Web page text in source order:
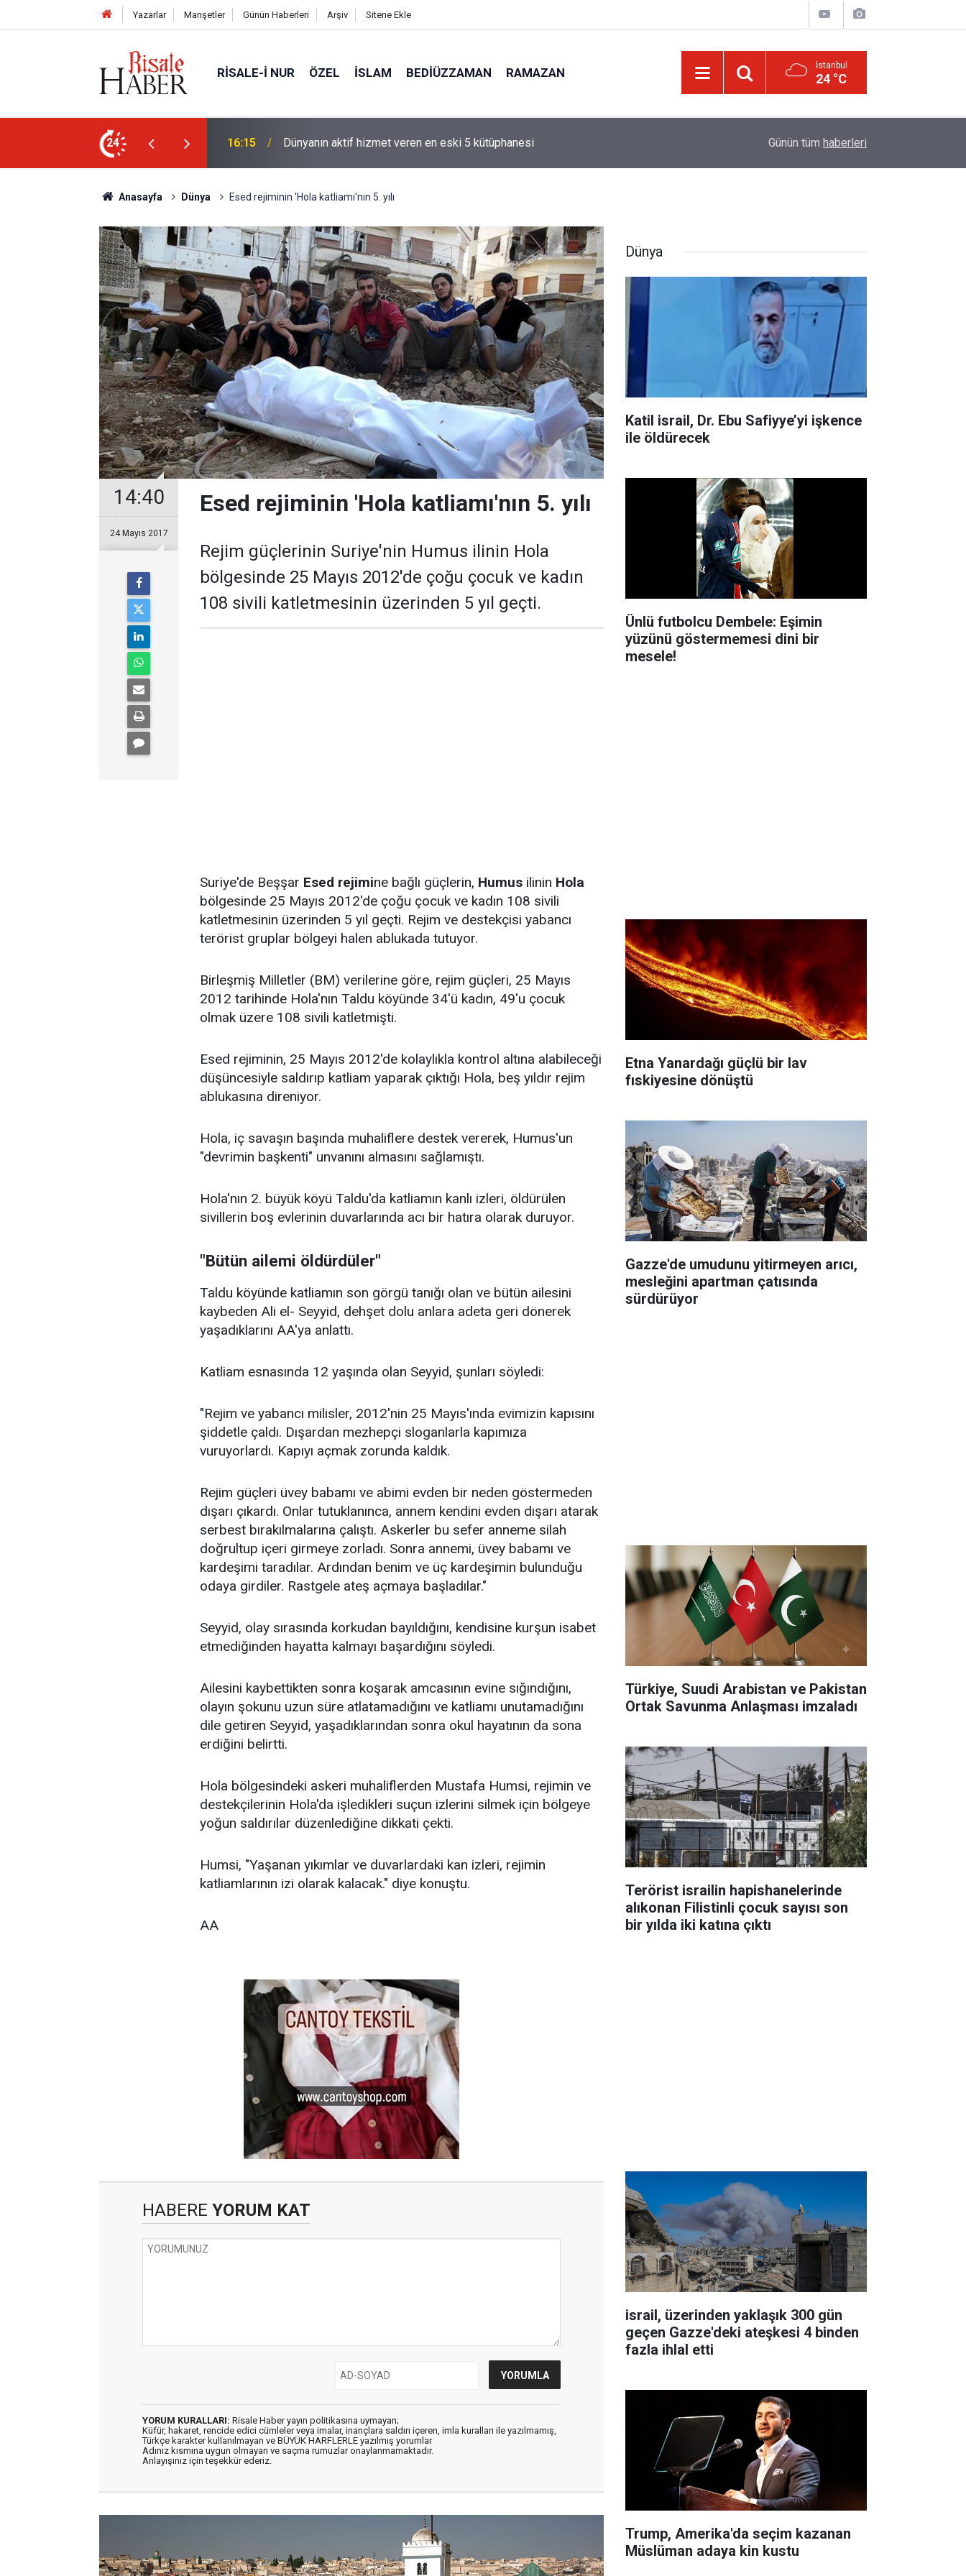
Yazarlar Manşetler Günün Haberleri Arşiv Sitene Ekle
RISALE-I NUR ÖZEL İSLAM BEDIÜZZAMAN RAMAZAN İstanbul
24 °C
24 14:30 'Hz. Muhammed denizci miydi' sorusu üzerine Müslüman oldu Bilim insanlarından hafıza keşfi: Unutulan
Günün tüm haberleri
Anasayfa Dünya Esed rejiminin 'Hola katliamı'nın 5. yılı
14:40
24 Mayıs 2017
Esed rejiminin 'Hola katliamı'nın 5. yılı
Rejim güçlerinin Suriye'nin Humus ilinin Hola
bölgesinde 25 Mayıs 2012'de çoğu çocuk ve kadın
108 sivili katletmesinin üzerinden 5 yıl geçti.
Suriye'de Beşşar Esed rejimine bağlı güçlerin, Humus ilinin Hola
bölgesinde 25 Mayıs 2012'de çoğu çocuk ve kadın 108 sivili
katletmesinin üzerinden 5 yıl geçti. Rejim ve destekçisi yabancı
terörist gruplar bölgeyi halen ablukada tutuyor.
Birleşmiş Milletler (BM) verilerine göre, rejim güçleri, 25 Mayıs
2012 tarihinde Hola'nın Taldu köyünde 34'ü kadın, 49'u çocuk
olmak üzere 108 sivili katletmişti.
Esed rejiminin, 25 Mayıs 2012'de kolaylıkla kontrol altına alabileceği
düşüncesiyle saldırıp katliam yaparak çıktığı Hola, beş yıldır rejim
ablukasına direniyor.
Hola, iç savaşın başında muhaliflere destek vererek, Humus'un
"devrimin başkenti" unvanını almasını sağlamıştı.
Hola'nın 2. büyük köyü Taldu'da katliamın kanlı izleri, öldürülen
sivillerin boş evlerinin duvarlarında acı bir hatıra olarak duruyor.
"Bütün ailemi öldürdüler"
Taldu köyünde katliamın son görgü tanığı olan ve bütün ailesini
kaybeden Ali el- Seyyid, dehşet dolu anlara adeta geri dönerek
yaşadıklarını AA'ya anlattı.
Katliam esnasında 12 yaşında olan Seyyid, şunları söyledi:
"Rejim ve yabancı milisler, 2012'nin 25 Mayıs'ında evimizin kapısını
şiddetle çaldı. Dışardan mezhepçi sloganlarla kapımıza
vuruyorlardı. Kapıyı açmak zorunda kaldık.
Rejim güçleri üvey babamı ve abimi evden bir neden göstermeden
dışarı çıkardı. Onlar tutuklanınca, annem kendini evden dışarı atarak
serbest bırakılmalarına çalıştı. Askerler bu sefer anneme silah
doğrultup içeri girmeye zorladı. Sonra annemi, üvey babamı ve
kardeşimi taradılar. Ardından benim ve üç kardeşimin bulunduğu
odaya girdiler. Rastgele ateş açmaya başladılar."
Seyyid, olay sırasında korkudan bayıldığını, kendisine kurşun isabet
etmediğinden hayatta kalmayı başardığını söyledi.
Ailesini kaybettikten sonra koşarak amcasının evine sığındığını,
olayın şokunu uzun süre atlatamadığını ve katliamı unutamadığını
dile getiren Seyyid, yaşadıklarından sonra okul hayatının da sona
erdiğini belirtti.
Hola bölgesindeki askeri muhaliflerden Mustafa Humsi, rejimin ve
destekçilerinin Hola'da işledikleri suçun izlerini silmek için bölgeye
yoğun saldırılar düzenlediğine dikkati çekti.
Humsi, "Yaşanan yıkımlar ve duvarlardaki kan izleri, rejimin
katliamlarının izi olarak kalacak." diye konuştu.
AA
HABERE YORUM KAT
YORUM KURALLARI: Risale Haber yayın politikasına uymayan;
Küfür, hakaret, rencide edici cümleler veya imalar, inançlara saldırı içeren, imla kuralları ile yazılmamış,
Türkçe karakter kullanılmayan ve BÜYÜK HARFLERLE yazılmış yorumlar
Adınız kısmına uygun olmayan ve saçma rumuzlar onaylanmamaktadır.
Anlayışınız için teşekkür ederiz.
Dünya
Katil israil, Dr. Ebu Safiyye’yi işkence
ile öldürecek
Ünlü futbolcu Dembele: Eşimin
yüzünü göstermemesi dini bir
mesele!
Etna Yanardağı güçlü bir lav
fıskiyesine dönüştü
Gazze'de umudunu yitirmeyen arıcı,
mesleğini apartman çatısında
sürdürüyor
Türkiye, Suudi Arabistan ve Pakistan
Ortak Savunma Anlaşması imzaladı
Terörist israilin hapishanelerinde
alıkonan Filistinli çocuk sayısı son
bir yılda iki katına çıktı
israil, üzerinden yaklaşık 300 gün
geçen Gazze'deki ateşkesi 4 binden
fazla ihlal etti
Trump, Amerika'da seçim kazanan
Müslüman adaya kin kustu